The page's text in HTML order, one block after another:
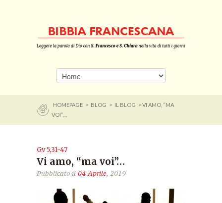
HOMEPAGE > BLOG > IL BLOG
> VI AMO, “MA
VOI”…
Gv 5,31-47
Vi amo, “ma voi”…
Pubblicato il 04 Aprile, 2019